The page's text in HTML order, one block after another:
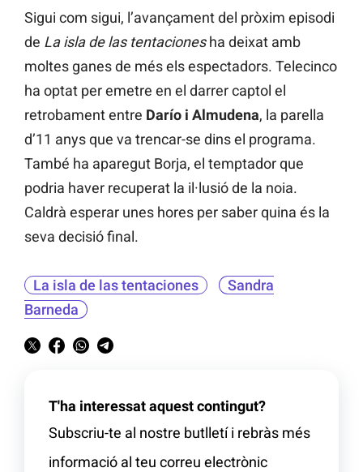
Sigui com sigui, l’avançament del pròxim episodi
de La isla de las tentacionesha deixat amb
moltes ganes de més els espectadors. Telecinco
ha optat per emetre en el darrer captol el
retrobament entre Darío i Almudena, la parella
d’11 anys que va trencar-se dins el programa.
També ha aparegut Borja, el temptador que
podria haver recuperat la il·lusió de la noia.
Caldrà esperar unes hores per saber quina és la
seva decisió final.
La isla de las tentaciones
Sandra
Barneda
T'ha interessat aquest contingut?
Subscriu-te al nostre butlletí i rebràs més
informació al teu correu electrònic